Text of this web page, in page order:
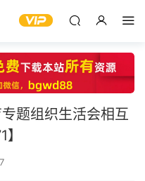
题组织生活会相互